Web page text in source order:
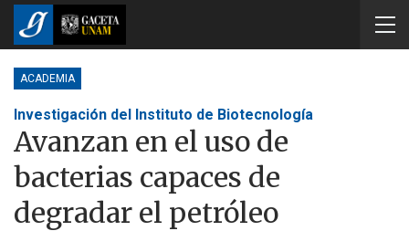
ACADEMIA
Investigación del Instituto de Biotecnología
Avanzan en el uso de
bacterias capaces de
degradar el petróleo